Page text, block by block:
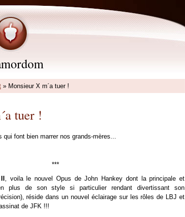
» Monsieur X m´a tuer !
tuer !
qui font bien marrer nos grands-mères...
***
, voila le nouvel Opus de John Hankey dont la principale et
plus de son style si particulier rendant divertissant son
réside dans un nouvel éclairage sur les rôles de LBJ et
de JFK !!!